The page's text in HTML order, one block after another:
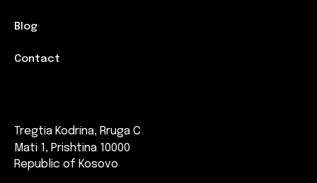
Blog
Contact
Tregtia Kodrina, Rruga C
Mati 1, Prishtina 10000
Republic of Kosovo